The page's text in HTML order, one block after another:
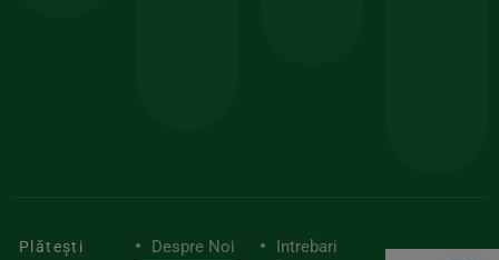
Plătești
Despre Noi
Intrebari